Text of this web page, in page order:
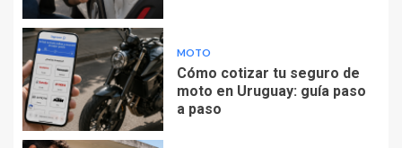
MOTO
Cómo cotizar tu seguro de
moto en Uruguay: guía paso
a paso